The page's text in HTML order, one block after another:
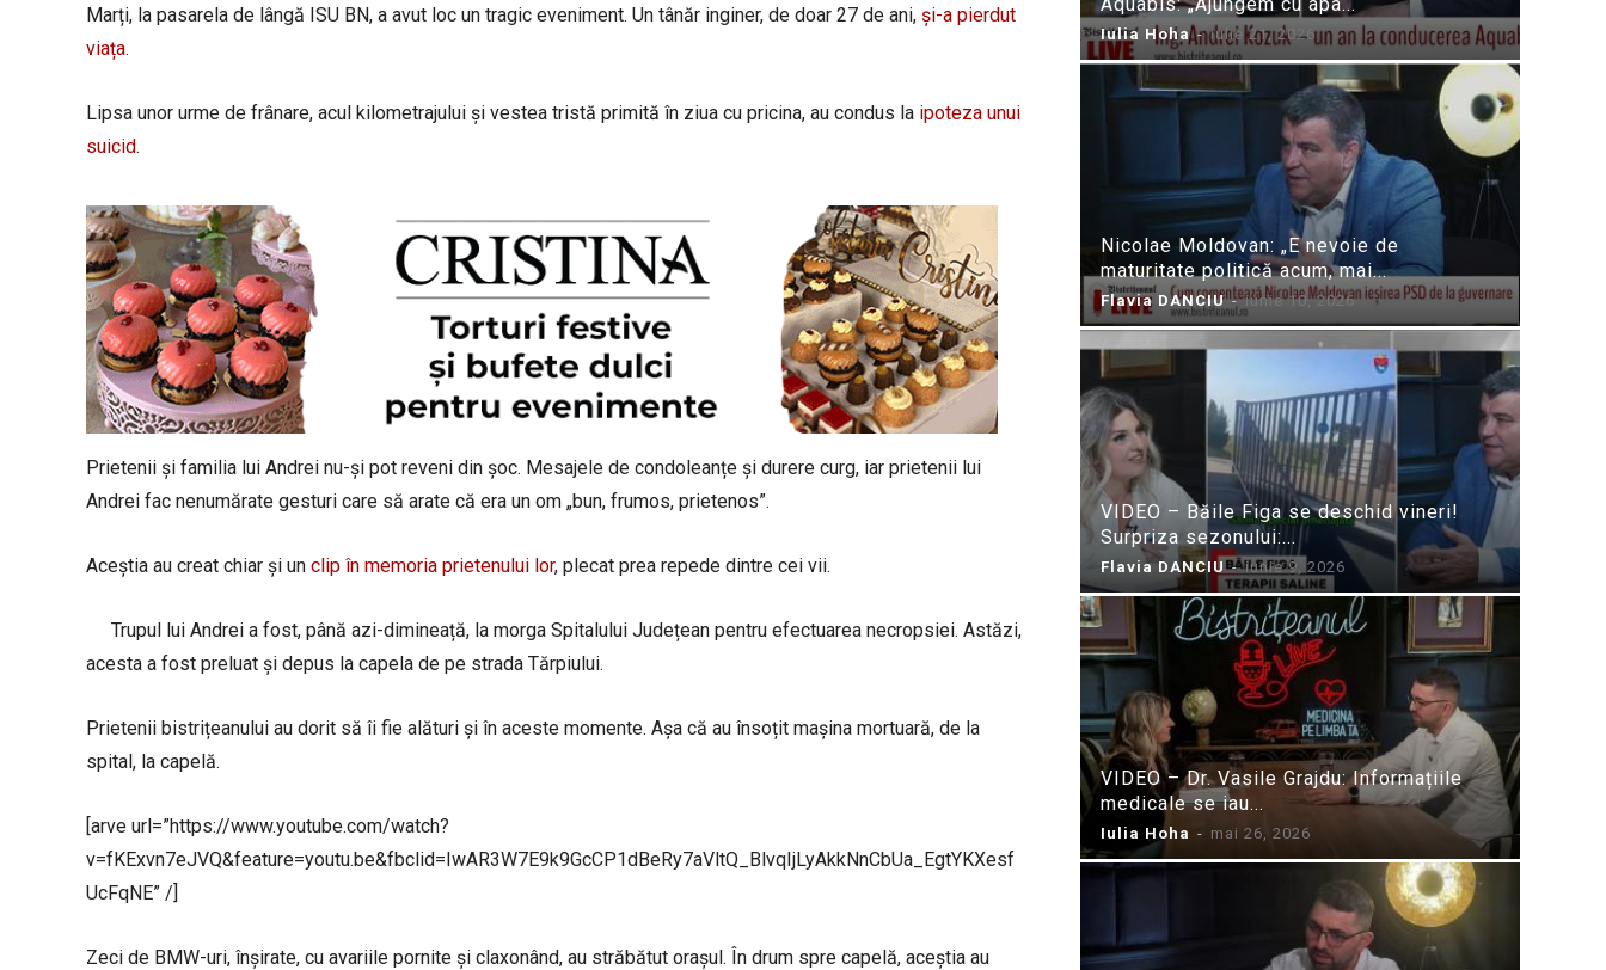
Marți, la pasarela de lângă ISU BN, a avut loc un tragic eveniment. Un tânăr inginer, de doar 27 de ani, și-a pierdut
viața.
Lipsa unor urme de frânare, acul kilometrajului și vestea tristă primită în ziua cu pricina, au condus la ipoteza unui
suicid.
Prietenii și familia lui Andrei nu-și pot reveni din șoc. Mesajele de condoleanțe și durere curg, iar prietenii lui
Andrei fac nenumărate gesturi care să arate că era un om „bun, frumos, prietenos”.
Aceștia au creat chiar și un clip în memoria prietenului lor, plecat prea repede dintre cei vii.
Trupul lui Andrei a fost, până azi-dimineață, la morga Spitalului Județean pentru efectuarea necropsiei. Astăzi,
acesta a fost preluat și depus la capela de pe strada Tărpiului.
Prietenii bistrițeanului au dorit să îi fie alături și în aceste momente. Așa că au însoțit mașina mortuară, de la
spital, la capelă.
[arve url=”https://www.youtube.com/watch?
v=fKExvn7eJVQ&feature=youtu.be&fbclid=IwAR3W7E9k9GcCP1dBeRy7aVltQ_BlvqIjLyAkkNnCbUa_EgtYKXesf
UcFqNE” /]
Zeci de BMW-uri, înșirate, cu avariile pornite și claxonând, au străbătut orașul. În drum spre capelă, aceștia au
Iulia Hoha - iulie 21, 2026
Nicolae Moldovan: „E nevoie de
maturitate politică acum, mai...
Flavia DANCIU - iunie 10, 2026
VIDEO – Băile Figa se deschid vineri!
Surpriza sezonului:...
Flavia DANCIU - iunie 9, 2026
VIDEO – Dr. Vasile Grajdu: Informațiile
medicale se iau...
Iulia Hoha - mai 26, 2026